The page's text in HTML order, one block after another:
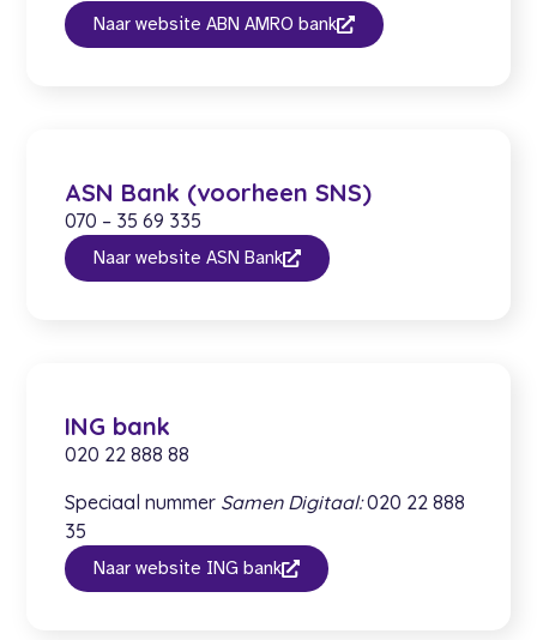
Naar website ABN AMRO bank
ASN Bank (voorheen SNS)
070 – 35 69 335
Naar website ASN Bank
ING bank
020 22 888 88
Speciaal nummer Samen Digitaal:020 22 888
35
Naar website ING bank